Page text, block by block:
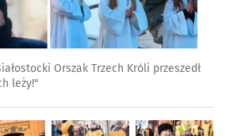
Orszak Trzech Króli przeszedł
leży!"